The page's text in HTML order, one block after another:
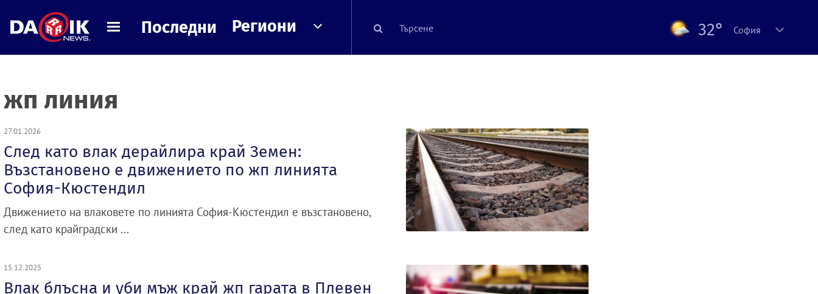
Последни Региони 32° София
жп линия
27.01.2026
След като влак дерайлира край Земен:
Възстановено е движението по жп линията
София-Кюстендил
Движението на влаковете по линията София-Кюстендил е възстановено,
след като крайградски ...
15.12.2025
Влак блъсна и уби мъж край жп гарата в Плевен